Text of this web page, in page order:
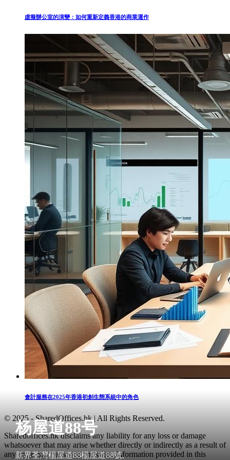
杨屋道88号
新界荃灣楊屋道88楊屋道88號,
虛擬辦公室的演變：如何重新定義香港的商業運作
會計服務在2025年香港初創生態系統中的角色
© 2025 - SharedOffices.hk | All Rights Reserved.
Sharedoffices.hk disclaims any liability for any loss or damage
whatsoever that may arise whether directly or indirectly as a result of
any error, inaccuracy or omission. Information provided in this